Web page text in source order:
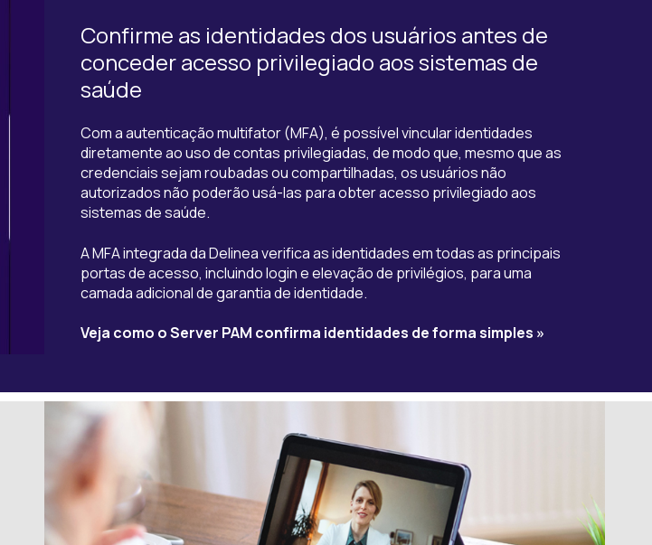
Confirme as identidades dos usuários antes de
conceder acesso privilegiado aos sistemas de
saúde
Com a autenticação multifator (MFA), é possível vincular identidades
diretamente ao uso de contas privilegiadas, de modo que, mesmo que as
credenciais sejam roubadas ou compartilhadas, os usuários não
autorizados não poderão usá-las para obter acesso privilegiado aos
sistemas de saúde.
A MFA integrada da Delinea verifica as identidades em todas as principais
portas de acesso, incluindo login e elevação de privilégios, para uma
camada adicional de garantia de identidade.
Veja como o Server PAM confirma identidades de forma simples »